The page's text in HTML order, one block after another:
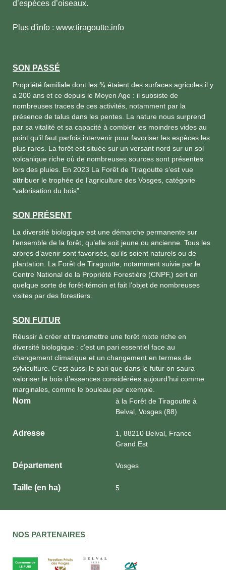
d’espèces d’oiseaux.
Plus d'info : www.tiragoutte.info
SON PASSÉ
Propriété familiale dont les ¾ étaient des surfaces agricoles il y
a 200 ans et ce depuis le Moyen Age : il subsiste de
nombreuses traces de ces activités, notamment par la
présence de talus dans les pentes. La nature nous surprend
par sa vitalité et sa capacité à combler les moindres vides au
point qu’il faut parfois intervenir pour favoriser les espèces les
plus rares. La forêt est située sur un versant nord sur un sol
volcanique riche où de nombreuses sources sont présentes
lors des pluies. En 2023 La Forêt de Tiragoutte s’est vue
attribuer le trophée de l’agriculture des Vosges, catégorie
“valorisation du bois”.
SON PRÉSENT
La diversité biologique est une démarche permanente sur
l’ensemble de la forêt, qu’elle soit jeune ou ancienne. Tous les
arbres d’avenir sont favorisés, qu’ils soient naturels ou de
plantation. La Forêt de Tiragoutte, notamment suivie par le
Centre National de la Propriété Forestière (CNPF,) sert en
quelque sorte de forêt-témoin et fait l’objet de nombreuses
visites par des forestiers.
SON FUTUR
Réussir à créer et transmettre une forêt mixte riche en
diversité biologique : c’est un pari essentiel face au
changement climatique et un changement en termes de
sylviculture. C’est aussi le pari que dans le futur on saura
valoriser le bois d’essences considérées aujourd’hui comme
marginales, comme le bouleau par exemple.
Nom
à la Forêt de Tiragoutte à
Belval, Vosges (88)
Adresse
1, 88210 Belval, France
Grand Est
Département Vosges
Taille (en ha) 5
NOS PARTENAIRES